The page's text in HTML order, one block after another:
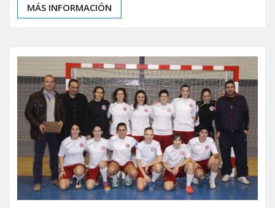
MÁS INFORMACIÓN